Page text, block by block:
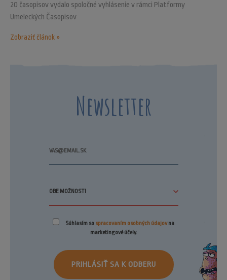
20 časopisov vydalo spoločné vyhlásenie v rámci Platformy
Umeleckých Časopisov
Zobraziť článok »
Newsletter
Súhlasím so spracovaním osobných údajovna
marketingové účely.
PRIHLÁSIŤ SA K ODBERU